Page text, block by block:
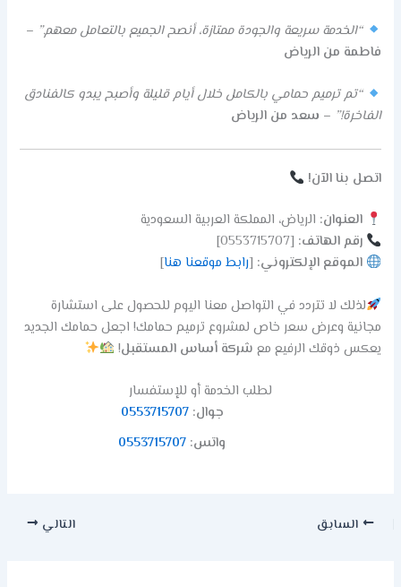
“الخدمة سريعة والجودة ممتازة، أنصح الجميع بالتعامل معهم.” –
فاطمة من الرياض
“تم ترميم حمامي بالكامل خلال أيام قليلة وأصبح يبدو كالفنادق
الفاخرة!” – سعد من الرياض
اتصل بنا الآن!
العنوان: الرياض، المملكة العربية السعودية
رقم الهاتف: [0553715707]
الموقع الإلكتروني: [رابط موقعنا هنا]
لذلك لا تتردد في التواصل معنا اليوم للحصول على استشارة
مجانية وعرض سعر خاص لمشروع ترميم حمامك! اجعل حمامك الجديد
يعكس ذوقك الرفيع مع شركة أساس المستقبل!
لطلب الخدمة أو للإستفسار
جوال:0553715707
واتس: 0553715707
السابق التالي